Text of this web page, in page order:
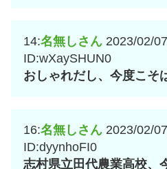
14:名無しさん 2023/02/
ID:wXaySHUN0
おしゃれだし、今度こそ
16:名無しさん 2023/02/
ID:dyynhoFI0
志村県立田代農業高校、